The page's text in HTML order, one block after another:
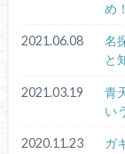
め
2021.06.08
名
と
2021.03.19
青
い
2020.11.23
ガ